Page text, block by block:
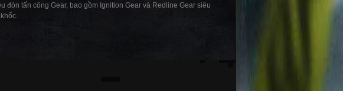
tấn công Gear, bao gồm Ignition Gear và Redline Gear siêu